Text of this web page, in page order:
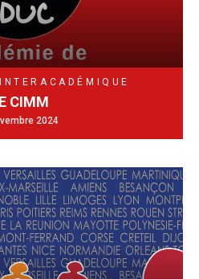
CIMM
2024